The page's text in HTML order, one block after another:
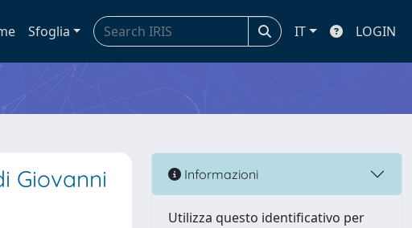
Sfoglia IT LOGIN
Giovanni
Informazioni
Utilizza questo identificativo per